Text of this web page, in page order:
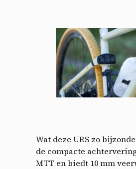
Wat deze URS zo
de compacte
MTT en biedt 10 mm